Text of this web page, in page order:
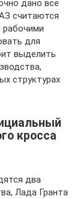
дано все
считаются
для
выделить
структурах
кросса
два
Лада Гранта